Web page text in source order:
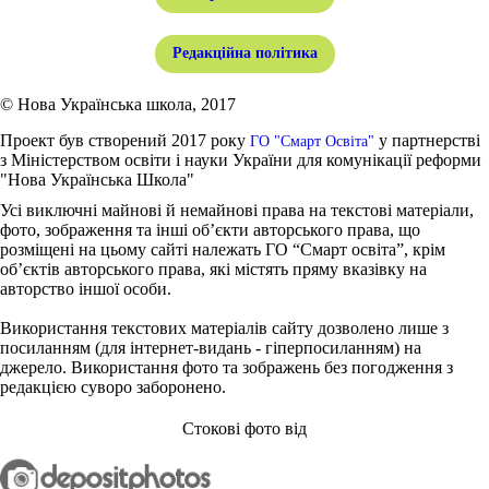
Редакційна політика
© Нова Українська школа, 2017
Проект був створений 2017 року ГО "Смарт Освіта" у партнерстві
з Міністерством освіти і науки України для комунікації реформи
"Нова Українська Школа"
Усі виключні майнові й немайнові права на текстові матеріали,
фото, зображення та інші об’єкти авторського права, що
розміщені на цьому сайті належать ГО “Смарт освіта”, крім
об’єктів авторського права, які містять пряму вказівку на
авторство іншої особи.
Використання текстових матеріалів сайту дозволено лише з
посиланням (для інтернет-видань - гіперпосиланням) на
джерело. Використання фото та зображень без погодження з
редакцією суворо заборонено.
Стокові фото від